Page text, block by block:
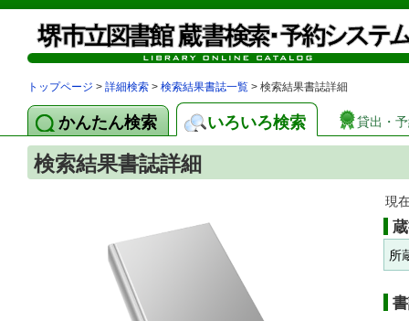
トップページ > 詳細検索 > 検索結果書誌一覧 > 検索結果書誌詳細
かんたん検索 いろいろ検索 貸出・
検索結果書誌詳細
現
所